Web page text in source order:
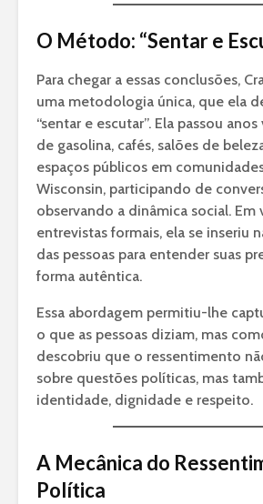
O Método: “Sentar e
Para chegar a essas conclusões,
uma metodologia única, que ela
“sentar e escutar”. Ela passou
de gasolina, cafés, salões de
espaços públicos em
Wisconsin, participando de
observando a dinâmica social. Em
entrevistas formais, ela se inseriu
das pessoas para entender suas
forma autêntica.
Essa abordagem permitiu-lhe
o que as pessoas diziam, mas
descobriu que o ressentimento
sobre questões políticas, mas
identidade, dignidade e respeito.
A Mecânica do
Política